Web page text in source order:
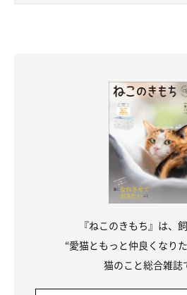
『ねこのきもち』は、
“愛猫ともっと仲良くなり
猫のこと総合雑誌